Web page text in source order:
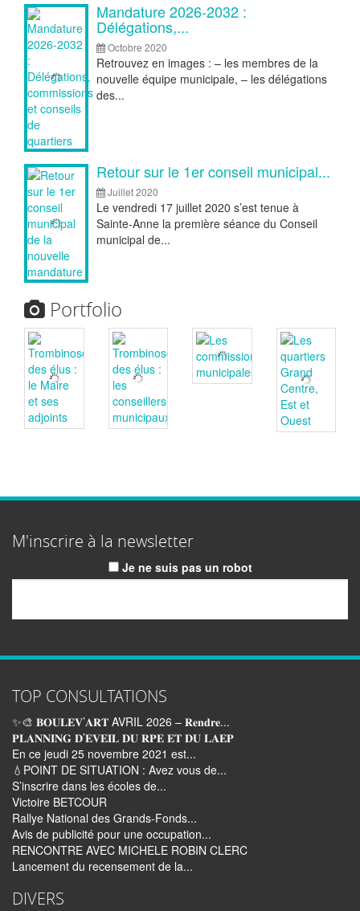
Mandature 2026-2032 :
Délégations,...
Octobre 2020
Retrouvez en images : – les membres de la
nouvelle équipe municipale, – les délégations
des...
Retour sur le 1er conseil municipal...
Juillet 2020
Le vendredi 17 juillet 2020 s’est tenue à
Sainte-Anne la première séance du Conseil
municipal de...
Portfolio
M'inscrire à la newsletter
Je ne suis pas un robot
TOP CONSULTATIONS
✨🎨 𝐁𝐎𝐔𝐋𝐄𝐕’𝐀𝐑𝐓 AVRIL 2026 – 𝐑𝐞𝐧𝐝𝐫𝐞...
𝐏𝐋𝐀𝐍𝐍𝐈𝐍𝐆 𝐃’𝐄𝐕𝐄𝐈𝐋 𝐃𝐔 𝐑𝐏𝐄 𝐄𝐓 𝐃𝐔 𝐋𝐀𝐄𝐏
En ce jeudi 25 novembre 2021 est...
💧POINT DE SITUATION : Avez vous de...
S’inscrire dans les écoles de...
Victoire BETCOUR
Rallye National des Grands-Fonds...
Avis de publicité pour une occupation...
RENCONTRE AVEC MICHELE ROBIN CLERC
Lancement du recensement de la...
DIVERS